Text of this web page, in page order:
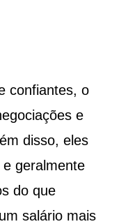
confiantes, o
e
disso, eles
geralmente
do que
salário mais